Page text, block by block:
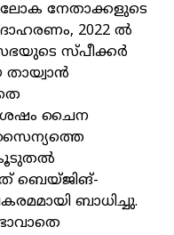
നേതാക്കളുടെ
2022 ല്‍
സ്പീക്കര്‍
ചൈന
കൂടുതല്‍
ബെയ്ജിങ്-
ബാധിച്ചു.